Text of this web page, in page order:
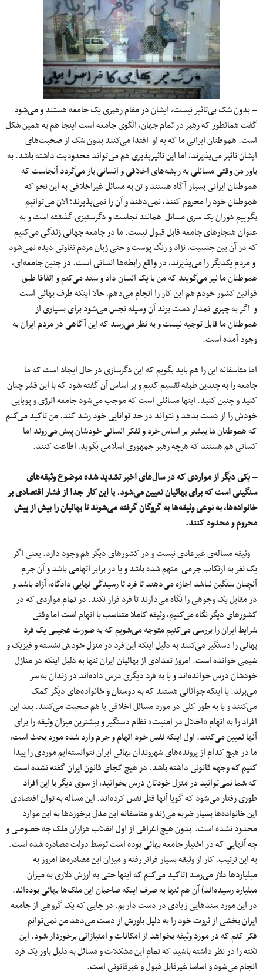
– بدون شک بی‌تاثیر نیست، ایشان در مقام رهبری یک جامعه هستند و می‌شود
گفت همانطور که رهبر در تمام جهان٬ الگوی جامعه است اینجا هم به همین شکل
است. هموطنان ایرانی ما که به او اقتدا می‌کنند بدون شک از صحبت‌های
ایشان تاثیر می‌پذیرند٬‌ اما این تاثیر‌پذیری هم می‌تواند محدودیت داشته باشد. به
باور من وقتی مسائلی به ریشه‌های اخلاقی و انسانی باز می‌گردد آنجاست که
هموطنان ایرانی بسیار آگاه هستند و تن به مسائل غیراخلاقی به این نحو که
هموطنان خود را محروم کنند٬ نمی‌دهند و آن را نمی‌پذیرند؛ الان می‌توانیم
بگوییم دوران یک سری مسائل همانند نجاست و دگرستیزی گذشته است و به
عنوان هنجارهای جامعه قابل قبول نیست. ما در جامعه جهانی زندگی می‌کنیم
که در آن بین جنسیت، نژاد و رنگ پوست و حتی زبان مردم تفاوتی دیده نمی‌شود
و مردم یکدیگر را می‌پذیرند٬ در واقع رابطه‌ها انسانی است. در چنین جامعه‌ای٬
هموطنان ما نیز می‌گویند که من با یک انسان داد و ستد می‌کنم و اتفاقا طبق
قوانین کشور خودم هم این کار را انجام می‌دهم٬‌ حالا اینکه طرف بهائی است
و اگر به چیزی نمدار دست بزند آن وسیله نجس می‌شود برای بسیاری از
هموطنان ما قابل توجیه نیست و به نظر می‌رسد که این آگاهی در مردم ایران به
وجود آمده است.
اما متاسفانه این را هم باید بگویم که این دگرسازی در حال ایجاد است که ما
جامعه را به چندین طبقه تقسیم کنیم و بر اساس آن گفته شود که با این قشر چنان
کنید و چنین کنید. اینها مسائلی است که موجب می‌شود جامعه انرژی و پویایی
خودش را از دست بدهد و نتواند در حد توانایی خود رشد کند. من تاکید می‌کنم
که هموطنان ما بیشتر بر اساس خرد و تفکر انسانی خودشان پیش می‌روند اما
کسانی‌ هم هستند که هرچه رهبر جمهوری اسلامی بگوید٬ اطاعت کنند.
– یکی دیگر از مواردی که در سال‌های اخیر تشدید شده موضوع وثیقه‌های
سنگینی است که برای بهائیان تعیین می‌شود. با این‌ کار جدا از فشار اقتصادی بر
خانواده‌ها، به نوعی وثیقه‌ها به گروگان گرفته می‌شوند تا بهائیان را بیش از پیش
محروم و محدود کنند.
– وثیقه مساله‌ی غیرعادی نیست و در کشورهای دیگر هم وجود دارد. یعنی اگر
یک نفر به ارتکاب جرمی متهم شده باشد و یا در برابر اتهامی باشد و آن جرم
آنچنان سنگین نباشد اجازه می‌دهند تا فرد تا رسیدگی نهایی دادگاه٬‌ آزاد باشد و
در مقابل یک وجوهی را نگاه می‌دارند تا فرد فرار نکند. در تمام مواردی که در
کشورهای دیگر نگاه می‌کنیم، وثیقه کاملا متناسب با اتهام است اما وقتی
شرایط ایران را بررسی می‌کنیم متوجه می‌شویم که به صورت عجیبی یک فرد
بهائی را دستگیر می‌کنند به دلیل اینکه این فرد در منزل خودش نشسته و فیزیک و
شیمی خوانده است. امروز تعدادی از بهائیان ایران تنها به دلیل اینکه در منازل
خودشان درس خوانده‌اند و یا به فرد دیگری درس داده‌اند در زندان به سر
می‌برند. یا اینکه جوانانی هستند که به دوستان و خانواده‌های دیگر کمک
می‌کنند و یا به طور کلی در مورد مسائل اخلاقی با هم صحبت می‌کنند. بعد این
افراد را به اتهام «اخلال در امنیت» نظام دستگیر و بیشترین میزان وثیقه را برای
آنها تعیین می‌کنند. اول اینکه نفس خود اتهام و جرم وارد شده مورد بحث است،
ما در هیچ‌ کدام از پرونده‌های شهروندان بهائی ایران نتوانسته‌ایم موردی را پیدا
کنیم که وجهه قانونی داشته باشد. در هیچ‌ کجای قانون ایران گفته نشده است
که شما نمی‌توانید در منزل خودتان درس بخوانید، از سوی دیگر با این افراد
طوری رفتار می‌شود که گویا آنها قتل نفس کرده‌اند. این مساله به توان اقتصادی
این خانواده‌ها بسیار ضربه می‌زند و متاسفانه این مدل برخوردها به این موارد
محدود نشده است. بدون هیچ اغراقی از اول انقلاب هزاران ملک چه خصوصی و
چه آنهایی که در اختیار جامعه بهائی بوده است توسط دولت مصادره شده است.
به این ترتیب٬ کار از وثیقه بسیار فراتر رفته و میزان این مصادره‌ها امروز به
میلیاردها دلار می‌رسد (تاکید می‌کنم که اینها حتی به ارزش دلاری به میزان
میلیارد رسیده‌اند) آن هم تنها به صرف اینکه صاحبان این ملک‌ها بهائی بوده‌اند.
در این مورد سندهایی زیادی در دست داریم. در جایی که یک گروهی از جامعه
ایران بخشی از ثروت خود را به دلیل باورش از دست می‌دهد من نمی‌توانم
فکر کنم که در مورد وثیقه بخواهد از امکانات و امتیازاتی برخوردار شود. این
نکته را در نظر داشته باشید که تمام این مشکلات و مسائل به دلیل باور یک فرد
انجام می‌شود و اساسا غیرقابل قبول و غیرقانونی است.